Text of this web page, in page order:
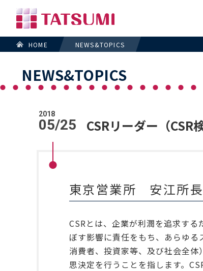
HOME NEWS&TOPICS
NEWS&TOPICS
2018
05/25 CSRリーダー（CSR
東京営業所 安江所長
CSRとは、企業が利潤を追求す
ぼす影響に責任をもち、あらゆる
消費者、投資家等、及び社会全
思決定を行うことを指します。